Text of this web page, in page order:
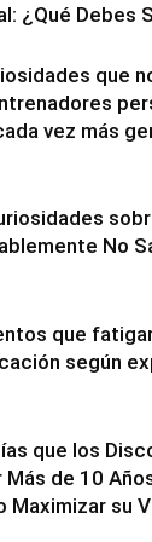
¿Qué Debes
que
vez más
No
que
según
que los
Más de 10
Maximizar su